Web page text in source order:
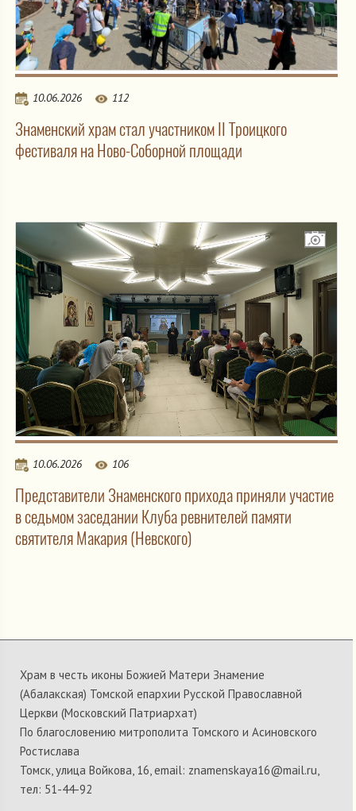
10.06.2026 112
Знаменский храм стал участником II Троицкого
фестиваля на Ново-Соборной площади
10.06.2026 106
Представители Знаменского прихода приняли участие
в седьмом заседании Клуба ревнителей памяти
святителя Макария (Невского)
Храм в честь иконы Божией Матери Знамение
(Абалакская) Томской епархии Русской Православной
Церкви (Московский Патриархат)
По благословению митрополита Томского и Асиновского
Ростислава
Томск, улица Войкова, 16, email: znamenskaya16@mail.ru,
тел: 51-44-92